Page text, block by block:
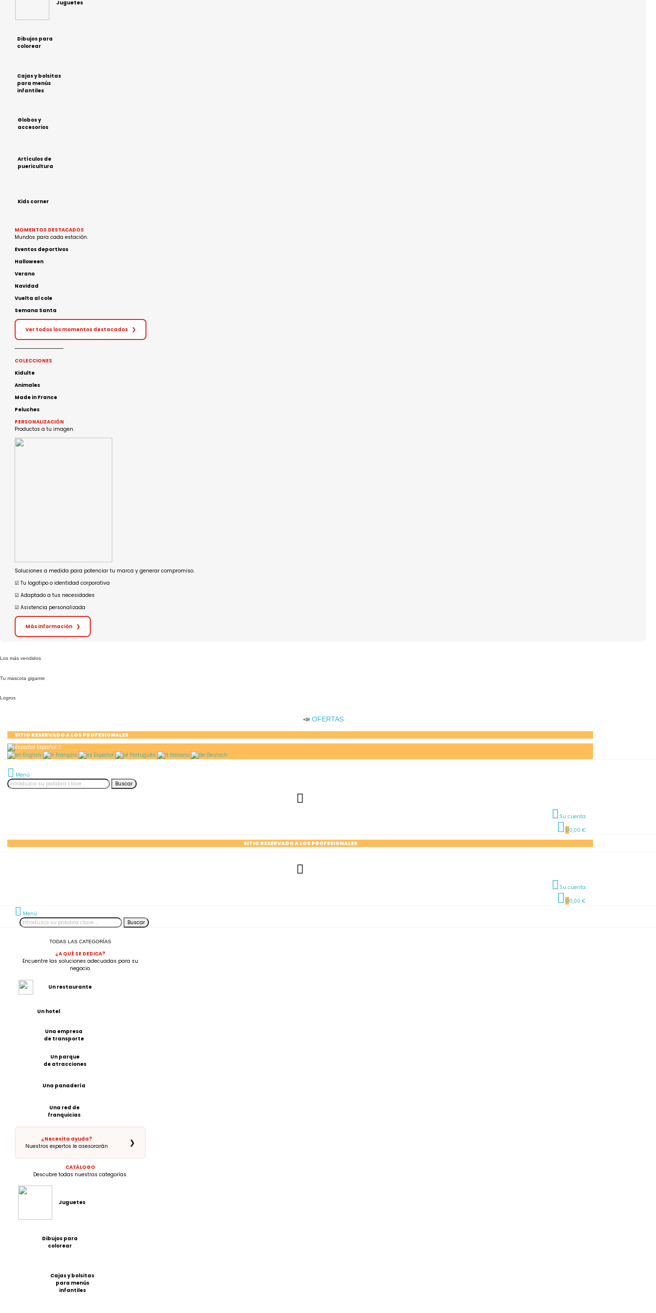
Juguetes
Dibujos para
colorear
Cajas y bolsitas
para menús
infantiles
Globos y
accesorios
Artículos de
puericultura
Kids corner
MOMENTOS DESTACADOS
Mundos para cada estación.
Eventos deportivos
Halloween
Verano
Navidad
Vuelta al cole
Semana Santa
Ver todos los momentos destacados ❯
COLECCIONES
Kidulte
Animales
Made in France
Peluches
PERSONALIZACIÓN
Productos a tu imagen.
Soluciones a medida para potenciar tu marca y generar compromiso.
☑︎ Tu logotipo o identidad corporativa
☑︎ Adaptado a tus necesidades
☑︎ Asistencia personalizada
Más información ❯
Los más vendidos
Tu mascota gigante
Logros
📣 OFERTAS
SITIO RESERVADO A LOS PROFESIONALES
Español
English
Français Español Português Italiano Deutsch
Menú
Buscar
Su cuenta
00,00 €
SITIO RESERVADO A LOS PROFESIONALES
Su cuenta
00,00 €
Menú
Buscar
TODAS LAS CATEGORÍAS
¿A QUÉ SE DEDICA?
Encuentre las soluciones adecuadas para su
negocio.
Un restaurante
Un hotel
Una empresa
de transporte
Un parque
de atracciones
Una panadería
Una red de
franquicias
¿Necesita ayuda?
Nuestros expertos le asesorarán
❯
CATÁLOGO
Descubre todas nuestras categorías.
Juguetes
Dibujos para
colorear
Cajas y bolsitas
para menús
infantiles